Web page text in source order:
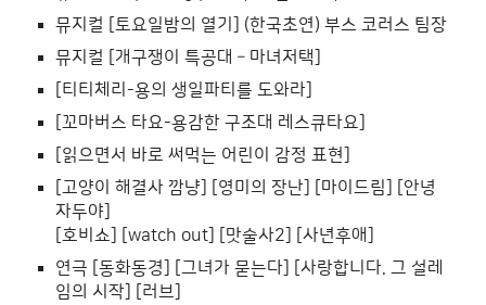
뮤지컬 [토요일밤의 열기] (한국초연) 부스 코러스 팀장
뮤지컬 [개구쟁이 특공대 – 마녀저택]
[티티체리-용의 생일파티를 도와라]
[꼬마버스 타요-용감한 구조대 레스큐타요]
[읽으면서 바로 써먹는 어린이 감정 표현]
[고양이 해결사 깜냥] [영미의 장난] [마이드림] [안녕
자두야]
[호비쇼] [watch out] [맛술사2] [사년후애]
연극 [동화동경] [그녀가 묻는다] [사랑합니다. 그 설레
임의 시작] [러브]